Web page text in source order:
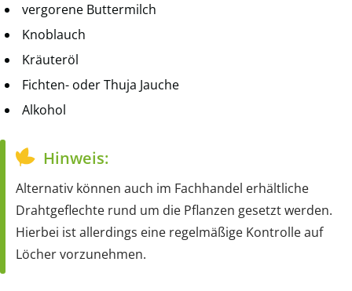
vergorene Buttermilch
Knoblauch
Kräuteröl
Fichten- oder Thuja Jauche
Alkohol
Hinweis:
Alternativ können auch im Fachhandel erhältliche
Drahtgeflechte rund um die Pflanzen gesetzt werden.
Hierbei ist allerdings eine regelmäßige Kontrolle auf
Löcher vorzunehmen.